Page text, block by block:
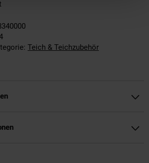
Teich & Teichzubehör